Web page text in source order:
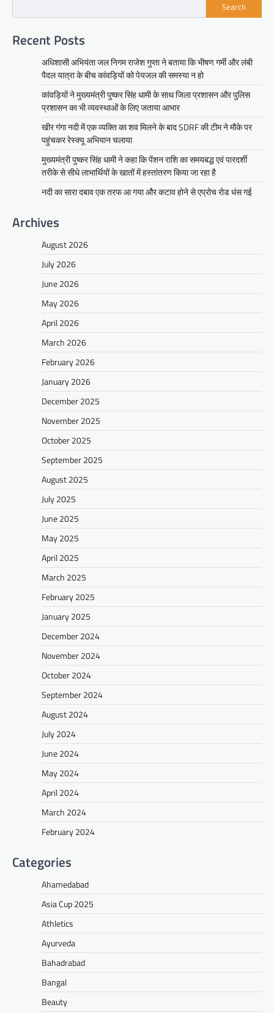
Search
Recent Posts
अधिशासी अभियंता जल निगम राजेश गुप्ता ने बताया कि भीषण गर्मी और लंबी
पैदल यात्रा के बीच कांवड़ियों को पेयजल की समस्या न हो
कांवड़ियों ने मुख्यमंत्री पुष्कर सिंह धामी के साथ जिला प्रशासन और पुलिस
प्रशासन का भी व्यवस्थाओं के लिए जताया आभार
खीर गंगा नदी में एक व्यक्ति का शव मिलने के बाद SDRF की टीम ने मौके पर
पहुंचकर रेस्क्यू अभियान चलाया
मुख्यमंत्री पुष्कर सिंह धामी ने कहा कि पेंशन राशि का समयबद्ध एवं पारदर्शी
तरीके से सीधे लाभार्थियों के खातों में हस्तांतरण किया जा रहा है
नदी का सारा दबाव एक तरफ आ गया और कटाव होने से एप्रोच रोड धंस गई
Archives
August 2026
July 2026
June 2026
May 2026
April 2026
March 2026
February 2026
January 2026
December 2025
November 2025
October 2025
September 2025
August 2025
July 2025
June 2025
May 2025
April 2025
March 2025
February 2025
January 2025
December 2024
November 2024
October 2024
September 2024
August 2024
July 2024
June 2024
May 2024
April 2024
March 2024
February 2024
Categories
Ahamedabad
Asia Cup 2025
Athletics
Ayurveda
Bahadrabad
Bangal
Beauty